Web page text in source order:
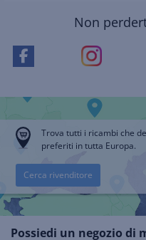
Non
Trova tutti i ricambi che
preferiti in tutta Europa.
Cerca rivenditore
Possiedi un negozio di